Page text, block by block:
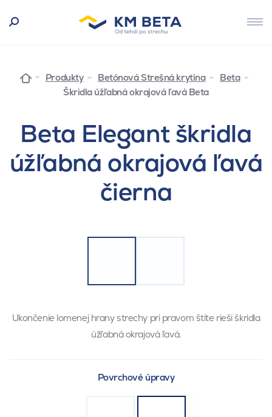
Produkty Betónová Strešná krytina
Beta
Škridla úžľabná okrajová ľavá Beta
Beta Elegant škridla
úžľabná okrajová ľavá
čierna
Ukončenie lomenej hrany strechy pri pravom štíte rieši škridla
úžľabná okrajová ľavá.
Povrchové úpravy